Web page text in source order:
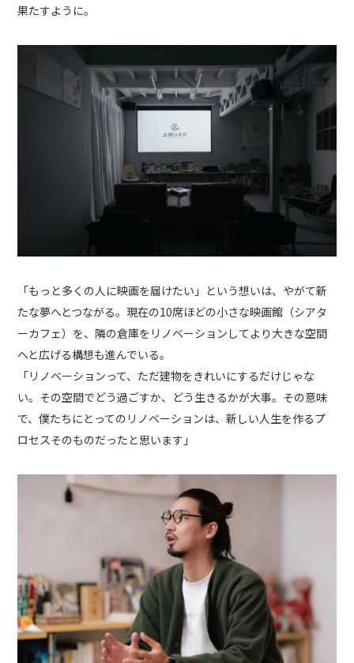
果たすように。
「もっと多くの人に映画を届けたい」という想いは、やがて新
たな夢へとつながる。現在の10席ほどの小さな映画館（シアタ
ーカフェ）を、隣の倉庫をリノベーションしてより大きな空間
へと広げる構想も進んでいる。
「リノベーションって、ただ建物をきれいにするだけじゃな
い。その空間でどう過ごすか、どう生きるかが大事。その意味
で、僕たちにとってのリノベーションは、新しい人生を作るプ
ロセスそのものだったと思います」